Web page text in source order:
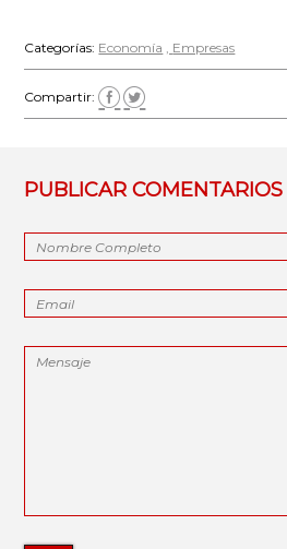
Categorías: Economía Empresas
Compartir:
PUBLICAR COMENTARIOS